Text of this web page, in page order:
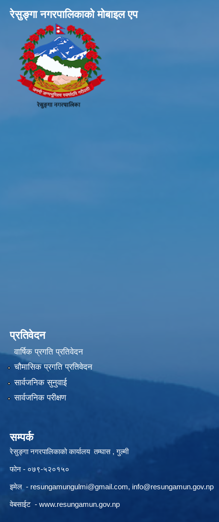
रेसुङ्गा नगरपालिकाकाे माेबाइल एप
प्रतिवेदन
वार्षिक प्रगति प्रतिवेदन
चौमासिक प्रगति प्रतिवेदन
सार्वजनिक सुनुवाई
सार्वजनिक परीक्षण
सम्पर्क
रेसुङ्गा नगरपालिकाको कार्यालय तम्घास , गुल्मी
फोन - ०७९-५२०१५०
इमेल - resungamungulmi@gmail.com, info@resungamun.gov.np
वेबसाईट - www.resungamun.gov.np